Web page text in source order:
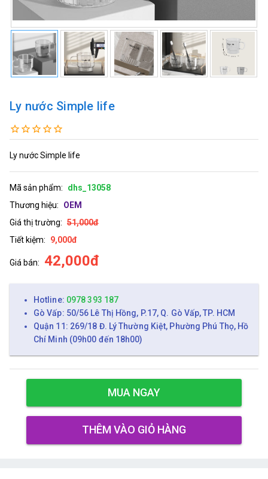
Ly nước Simple life
Ly nước Simple life
Mã sản phẩm:
dhs_13058
Thương hiệu:
OEM
Giá thị trường: 51,000đ
Tiết kiệm:
9,000đ
Giá bán: 42,000đ
Hotline: 0978 393 187
Gò Vấp: 50/56 Lê Thị Hồng, P.17, Q. Gò Vấp, TP. HCM
Quận 11: 269/18 Đ. Lý Thường Kiệt, Phường Phú Thọ, Hồ
Chí Minh (09h00 đến 18h00)
MUA NGAY
THÊM VÀO GIỎ HÀNG